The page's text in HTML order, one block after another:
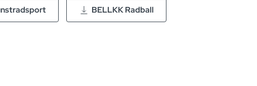
BELLKK Radball